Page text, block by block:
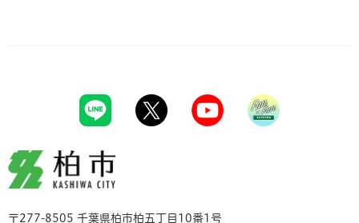
柏市
〒277-8505 千葉県柏市柏五丁目10番1号